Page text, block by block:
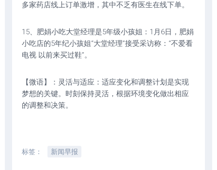
多家药店线上订单激增，其中不乏有医生在线下单。
15、肥娟小吃大堂经理是5年级小孩姐：1月6日，肥娟
小吃店的5年纪小孩姐“大堂经理”接受采访称：“不爱看
电视 以前来买过鞋”。
【微语】：灵活与适应：适应变化和调整计划是实现
梦想的关键。时刻保持灵活，根据环境变化做出相应
的调整和决策。
标签： 新闻早报